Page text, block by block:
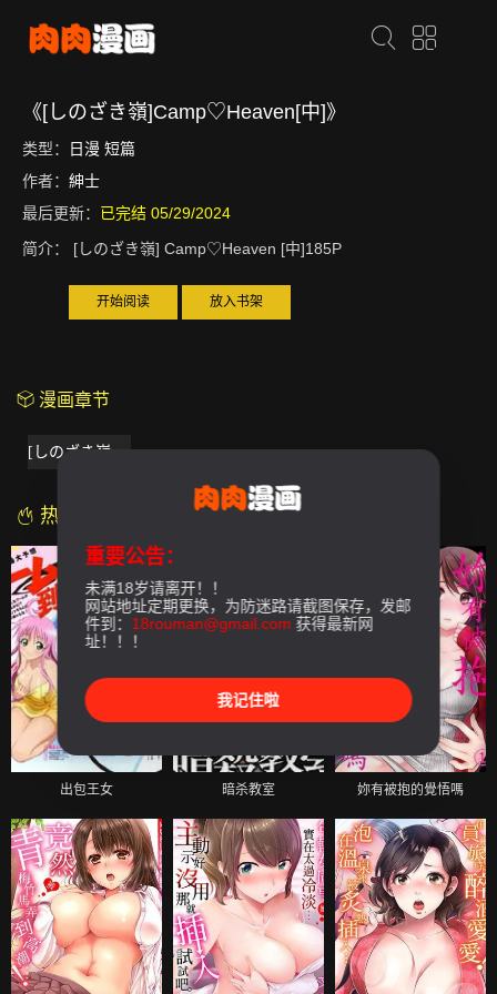
《[しのざき嶺]Camp♡Heaven[中]》
类型： 日漫 短篇
作者： 紳士
最后更新： 已完结 05/29/2024
简介：
[しのざき嶺] Camp♡Heaven [中]185P
开始阅读 放入书架
漫画章节
热门漫画
出包王女 暗杀教室 妳有被抱的覺悟嗎
重要公告：
未满18岁请离开！！
网站地址定期更换，为防迷路请截图保存，发邮
件到： 18rouman@gmail.com 获得最新网
址！！！
我记住啦